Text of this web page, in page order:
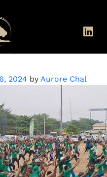
journée
2024 by Aurore Chal